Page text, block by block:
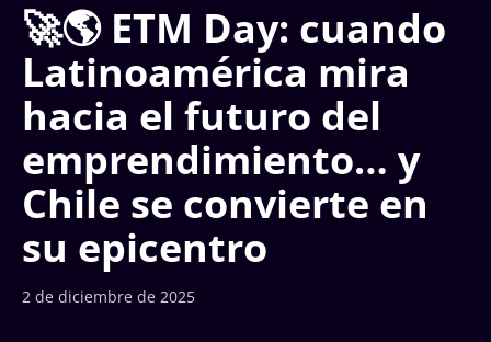
🚀🌎 ETM Day: cuando
Latinoamérica mira
hacia el futuro del
emprendimiento… y
Chile se convierte en
su epicentro
2 de diciembre de 2025